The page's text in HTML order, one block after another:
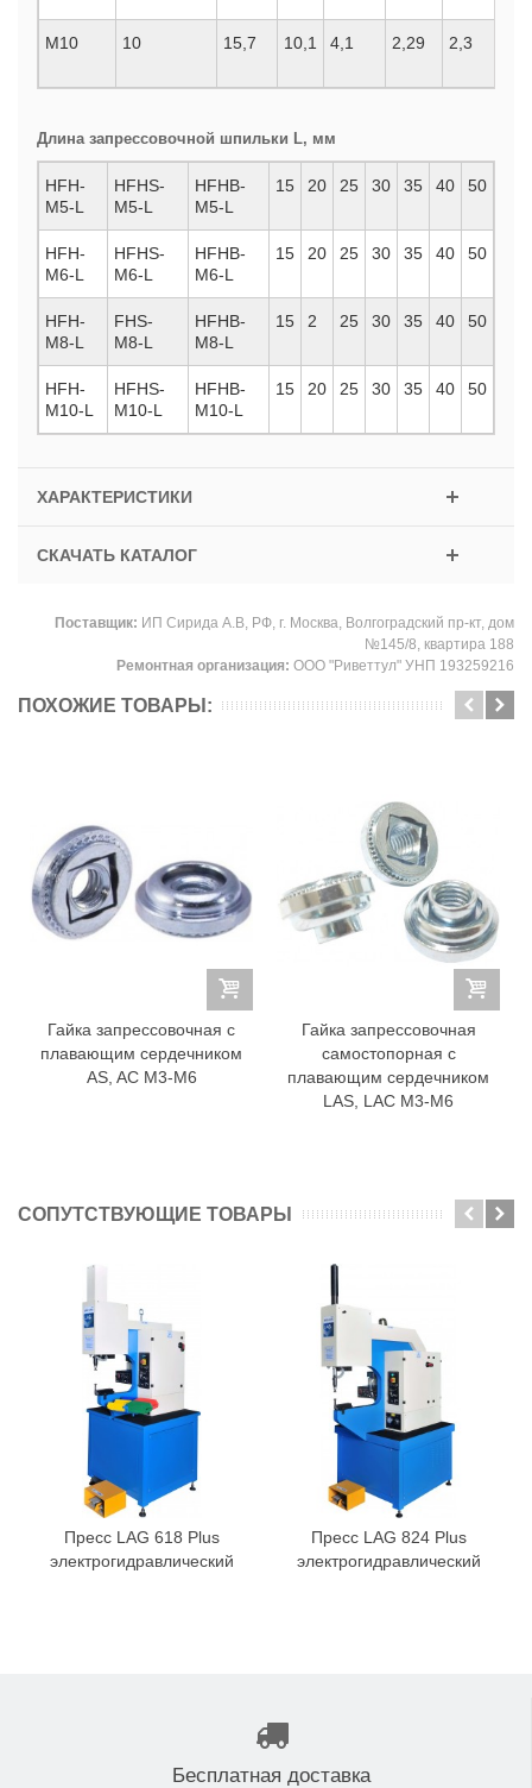
М10 10 15,7 10,1 4,1 2,29 2,3
Длина запрессовочной шпильки L, мм
HFH-
M5-L
HFHS-
M5-L
HFHB-
M5-L
15 20 25 30 35 40 50
HFH-
M6-L
HFHS-
M6-L
HFHB-
M6-L
15 20 25 30 35 40 50
HFH-
M8-L
FHS-
M8-L
HFHB-
M8-L
15 2 25 30 35 40 50
HFH-
M10-L
HFHS-
M10-L
HFHB-
M10-L
15 20 25 30 35 40 50
ХАРАКТЕРИСТИКИ
СКАЧАТЬ КАТАЛОГ
Поставщик: ИП Сирида А.В, РФ, г. Москва, Волгоградский пр-кт, дом
№145/8, квартира 188
Ремонтная организация: ООО "Риветтул" УНП 193259216
ПОХОЖИЕ ТОВАРЫ:
Гайка запрессовочная с
плавающим сердечником
AS, AC M3-M6
Гайка запрессовочная
самостопорная с
плавающим сердечником
LAS, LAC M3-M6
СОПУТСТВУЮЩИЕ ТОВАРЫ
Пресс LAG 618 Plus
электрогидравлический
Пресс LAG 824 Plus
электрогидравлический
Бесплатная доставка